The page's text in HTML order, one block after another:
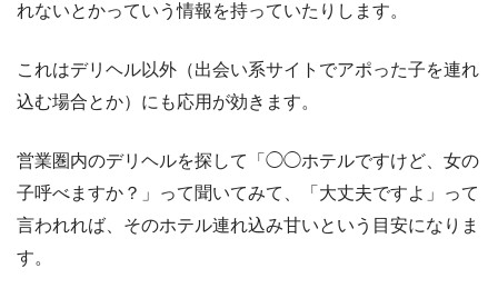
れないとかっていう情報を持っていたりします。
これはデリヘル以外（出会い系サイトでアポった子を連れ
込む場合とか）にも応用が効きます。
営業圏内のデリヘルを探して「◯◯ホテルですけど、女の
子呼べますか？」って聞いてみて、「大丈夫ですよ」って
言われれば、そのホテル連れ込み甘いという目安になりま
す。